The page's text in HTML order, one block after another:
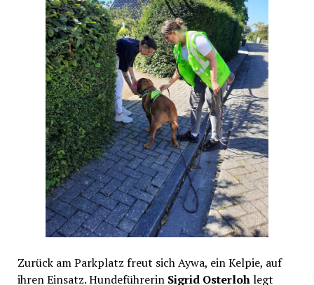
Zurück am Parkplatz freut sich Aywa, ein Kelpie, auf
ihren Einsatz. Hundeführerin Sigrid Osterlohlegt